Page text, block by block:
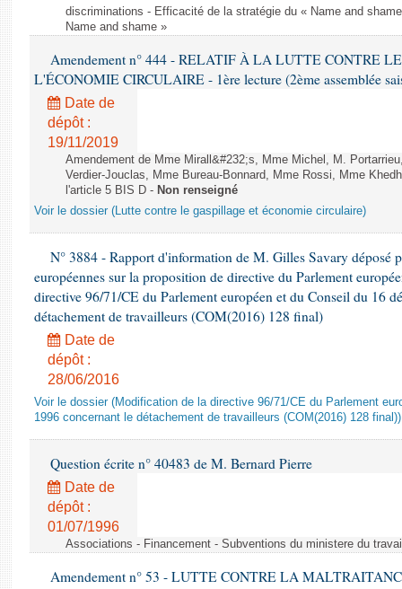
discriminations - Efficacité de la stratégie du « Name and
Name and shame »
Amendement n° 444 - RELATIF À LA LUTTE CONTRE
L'ÉCONOMIE CIRCULAIRE - 1ère lecture (2ème assemblée
Date de
dépôt :
19/11/2019
Amendement de Mme Mirall&#232;s, Mme Michel, M.
Verdier-Jouclas, Mme Bureau-Bonnard, Mme Rossi, Mme
l'article 5 BIS D - Non renseigné
Voir le dossier (Lutte contre le gaspillage et économie circulaire)
N° 3884 - Rapport d'information de M. Gilles Savary déposé
européennes sur la proposition de directive du Parlement
directive 96/71/CE du Parlement européen et du Conseil du 16
détachement de travailleurs (COM(2016) 128 final)
Date de
dépôt :
28/06/2016
Voir le dossier (Modification de la directive 96/71/CE du Parlement
1996 concernant le détachement de travailleurs (COM(2016) 128 final))
Question écrite n° 40483 de M. Bernard Pierre
Date de
dépôt :
01/07/1996
Associations - Financement - Subventions du ministere du
Amendement n° 53 - LUTTE CONTRE LA